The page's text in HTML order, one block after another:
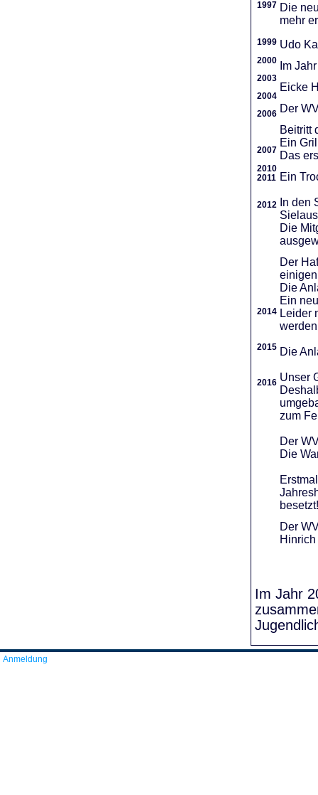
1997 Die
mehr
1999
2000
2003
2004
2006
2007
2010
2011
2012
2014
2015
2016
Udo
Im
Eicke
Der
Beitritt
Ein
Das
Ein
In den
Die
Der
Die
Ein
Leider
Die
Unser
zum
Der
Die
besetzt!
Der
Im Jahr
Anmeldung